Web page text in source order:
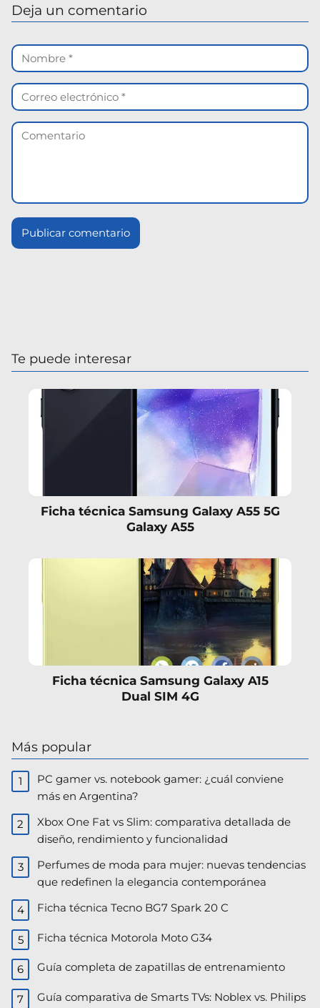
Deja un comentario
Te puede interesar
Ficha técnica Samsung Galaxy A55 5G
Galaxy A55
Ficha técnica Samsung Galaxy A15
Dual SIM 4G
Más popular
PC gamer vs. notebook gamer: ¿cuál conviene
más en Argentina?
Xbox One Fat vs Slim: comparativa detallada de
diseño, rendimiento y funcionalidad
Perfumes de moda para mujer: nuevas tendencias
que redefinen la elegancia contemporánea
Ficha técnica Tecno BG7 Spark 20 C
Ficha técnica Motorola Moto G34
Guía completa de zapatillas de entrenamiento
Guía comparativa de Smarts TVs: Noblex vs. Philips